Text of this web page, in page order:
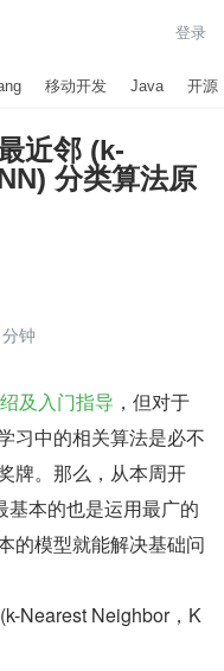
登录
移动开发 Java 开源
近邻 (k-
分类算法原
钟
及入门指导 ，但对于
习中的相关算法是必不
牌。那么，从本周开
本的也是运用最广的
的模型就能解决基础问
Nearest Neighbor，K